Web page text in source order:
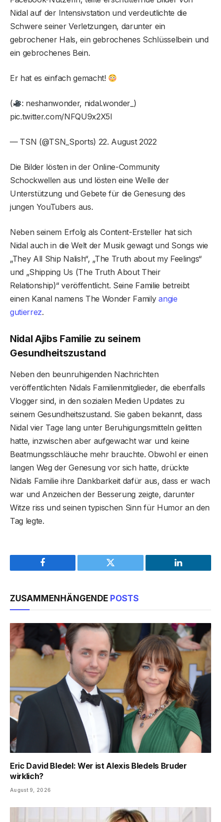
Nidal auf der Intensivstation und verdeutlichte die
Schwere seiner Verletzungen, darunter ein
gebrochener Hals, ein gebrochenes Schlüsselbein und
ein gebrochenes Bein.
Er hat es einfach gemacht!
(
: neshanwonder, nidal.wonder_)
pic.twitter.com/NFQU9x2X5I
— TSN (@TSN_Sports) 22. August 2022
Die Bilder lösten in der Online-Community
Schockwellen aus und lösten eine Welle der
Unterstützung und Gebete für die Genesung des
jungen YouTubers aus.
Neben seinem Erfolg als Content-Ersteller hat sich
Nidal auch in die Welt der Musik gewagt und Songs wie
„They All Ship Nalish“, „The Truth about my Feelings“
und „Shipping Us (The Truth About Their
Relationship)“ veröffentlicht. Seine Familie betreibt
einen Kanal namens The Wonder Familyangie
gutierrez.
Nidal Ajibs Familie zu seinem
Gesundheitszustand
Neben den beunruhigenden Nachrichten
veröffentlichten Nidals Familienmitglieder, die ebenfalls
Vlogger sind, in den sozialen Medien Updates zu
seinem Gesundheitszustand. Sie gaben bekannt, dass
Nidal vier Tage lang unter Beruhigungsmitteln gelitten
hatte, inzwischen aber aufgewacht war und keine
Beatmungsschläuche mehr brauchte. Obwohl er einen
langen Weg der Genesung vor sich hatte, drückte
Nidals Familie ihre Dankbarkeit dafür aus, dass er wach
war und Anzeichen der Besserung zeigte, darunter
Witze riss und seinen typischen Sinn für Humor an den
Tag legte.
Facebook Twitter LinkedIn
ZUSAMMENHÄNGENDE POSTS
Eric David Bledel: Wer ist Alexis Bledels Bruder
wirklich?
August 9, 2026